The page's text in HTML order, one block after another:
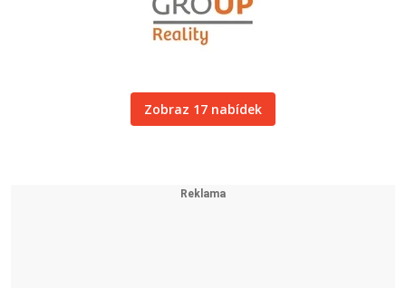
Zobraz 17 nabídek